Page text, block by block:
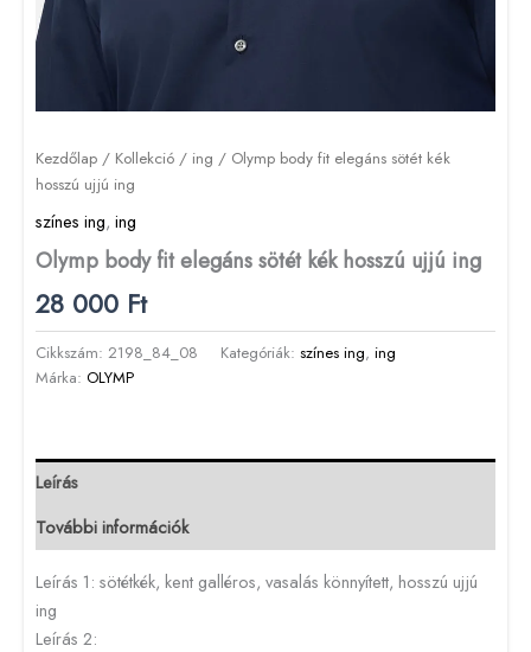
Kezdőlap / Kollekció / ing / Olymp body fit elegáns sötét kék
hosszú ujjú ing
színes ing, ing
Olymp body fit elegáns sötét kék hosszú ujjú ing
28 000 Ft
Cikkszám: 2198_84_08 Kategóriák: színes ing, ing
Márka: OLYMP
Leírás
További információk
Leírás 1: sötétkék, kent galléros, vasalás könnyített, hosszú ujjú
ing
Leírás 2: